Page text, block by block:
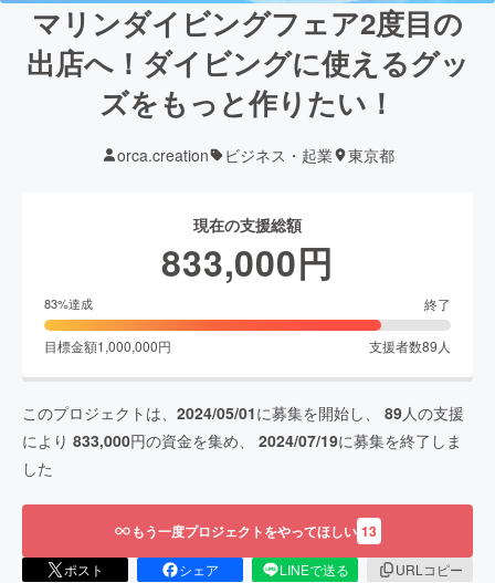
マリンダイビングフェア2度目の
出店へ！ダイビングに使えるグッ
ズをもっと作りたい！
orca.creation ビジネス・起業 東京都
現在の支援総額
833,000円
83%達成 終了
目標金額1,000,000円 支援者数89 人
このプロジェクトは、 2024/05/01に募集を開始し、 89人の支援
により 833,000円の資金を集め、 2024/07/19に募集を終了しま
した
もう一度プロジェクトをやってほしい 13
ポスト シェア LINEで送る
URLコピー